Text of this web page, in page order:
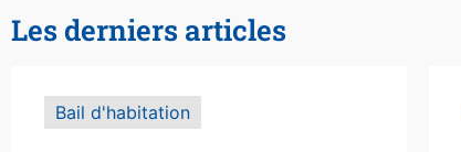
Les derniers articles
Bail d'habitation